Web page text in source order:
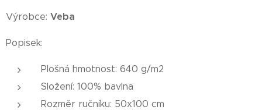
Výrobce: Veba
Popisek:
Plošná hmotnost: 640 g/m2
Složení: 100% bavlna
Rozměr ručníku: 50x100 cm